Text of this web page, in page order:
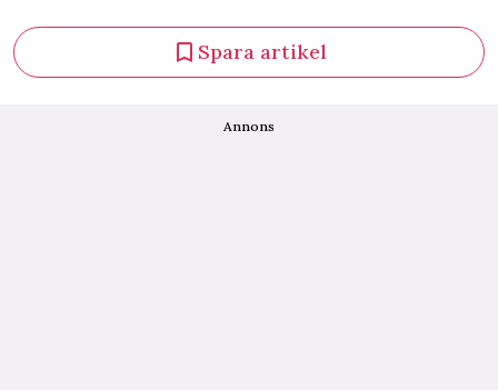
Spara artikel
Annons